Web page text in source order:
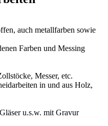
auch metallfarben sowie
Farben und Messing
Messer, etc.
in und aus Holz,
u.s.w. mit Gravur